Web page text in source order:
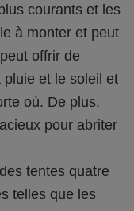
courants et les
à monter et peut
offrir de
et le soleil et
où. De plus,
pour abriter
tentes quatre
telles que les